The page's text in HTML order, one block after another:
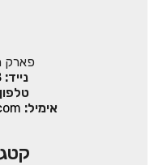
פארק
נייד:
אימיל: